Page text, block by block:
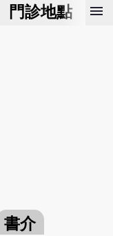
門診地點 預
menu
書介